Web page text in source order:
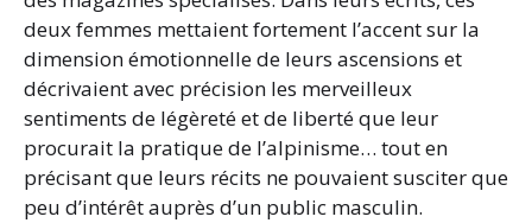
deux femmes mettaient fortement l’accent sur la
dimension émotionnelle de leurs ascensions et
décrivaient avec précision les merveilleux
sentiments de légèreté et de liberté que leur
procurait la pratique de l’alpinisme… tout en
précisant que leurs récits ne pouvaient susciter que
peu d’intérêt auprès d’un public masculin.